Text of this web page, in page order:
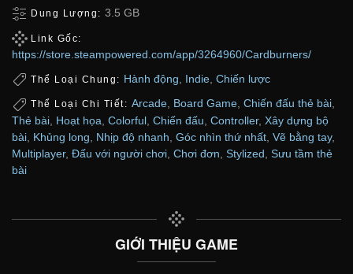
Dung Lượng: 3.5 GB
Link Gốc:
https://store.steampowered.com/app/3264960/Cardburners/
Thể Loại Chung: Hành động Indie Chiến lược
Thể Loại Chi Tiết: Arcade, Board Game, Chiến đấu thẻ bài,
Thẻ bài Hoạt họa Colorful Chiến đấu Controller, Xây dựng bộ
bài Khủng long Nhịp độ nhanh Góc nhìn thứ nhất Vẽ bằng tay,
Multiplayer, Đấu với người chơi Chơi đơn Stylized Sưu tầm thẻ
bài
GIỚI THIỆU GAME